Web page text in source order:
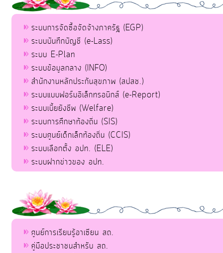
ระบบการจัดซื้อจัดจ้างภาครัฐ (EGP)
ระบบบันทึกบัญชี (e-Lass)
ระบบ E-Plan
ระบบข้อมูลกลาง (INFO)
สำนักงานหลักประกันสุขภาพ (สปสช.)
ระบบแบบฟอร์มอิเล็กทรอนิกส์ (e-Report)
ระบบเบี้ยยังชีพ (Welfare)
ระบบการศึกษาท้องถิ่น (SIS)
ระบบศูนย์เด็กเล็กท้องถิ่น (CCIS)
ระบบเลือกตั้ง อปท. (ELE)
ระบบฝากข่าวของ อปท.
ศูนย์การเรียนรู้อาเซียน สถ.
คู่มือประชาชนสำหรับ สถ.